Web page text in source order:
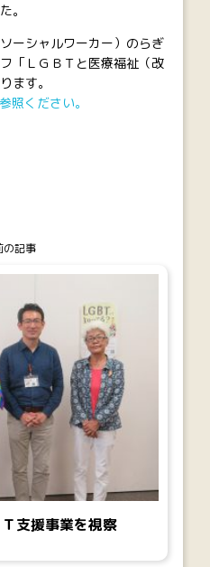
。
ーシャルワーカー）のらぎ
「ＬＧＢＴと医療福祉（改
ます。
照ください。
の記事
支援事業を視察